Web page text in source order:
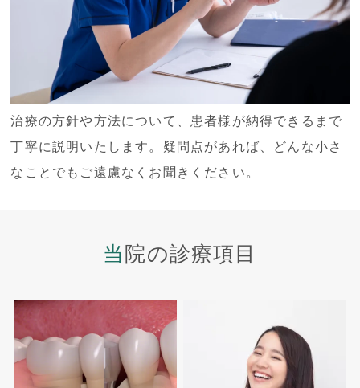
治療の方針や方法について、患者様が納得できるまで
丁寧に説明いたします。疑問点があれば、どんな小さ
なことでもご遠慮なくお聞きください。
当院の診療項目